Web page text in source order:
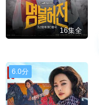
16集全
6.0分